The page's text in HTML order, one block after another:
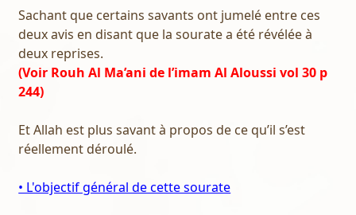
Sachant que certains savants ont jumelé entre ces
deux avis en disant que la sourate a été révélée à
deux reprises.
(Voir Rouh Al Ma’ani de l’imam Al Aloussi vol 30 p
244)
Et Allah est plus savant à propos de ce qu’il s’est
réellement déroulé.
• L'objectif général de cette sourate